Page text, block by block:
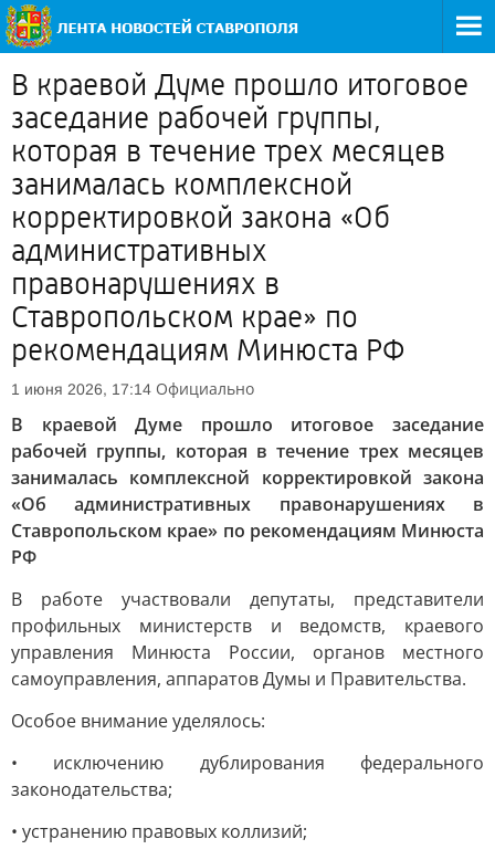
В краевой Думе прошло итоговое
заседание рабочей группы,
которая в течение трех месяцев
занималась комплексной
корректировкой закона «Об
административных
правонарушениях в
Ставропольском крае» по
рекомендациям Минюста РФ
1 июня 2026, 17:14 Официально
В краевой Думе прошло итоговое заседание
рабочей группы, которая в течение трех месяцев
занималась комплексной корректировкой закона
«Об административных правонарушениях в
Ставропольском крае» по рекомендациям Минюста
РФ
В работе участвовали депутаты, представители
профильных министерств и ведомств, краевого
управления Минюста России, органов местного
самоуправления, аппаратов Думы и Правительства.
Особое внимание уделялось:
• исключению дублирования федерального
законодательства;
• устранению правовых коллизий;